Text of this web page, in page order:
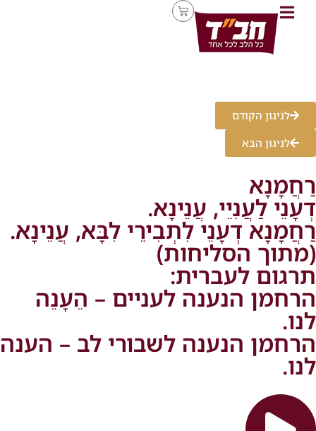
לניגון הקודם
לניגון הבא
רַחֲמָנָא
דְעָנֵי לַעֲנִיֵי, עֲנֵינָא.
רַחֲמָנָא דְעָנֵי לִתְבִירֵי לִבָּא, עֲנֵינָא.
(מתוך הסליחות)
תרגום לעברית:
הרחמן הנענה לעניים – הֵעָנֵה
לנו.
הרחמן הנענה לשבורי לב – הענה
לנו.